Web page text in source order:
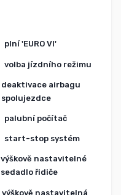
plní 'EURO VI'
volba jízdního režimu
deaktivace airbagu
spolujezdce
palubní počítač
start-stop systém
výškově nastavitelné
sedadlo řidiče
výškově nastavitelná